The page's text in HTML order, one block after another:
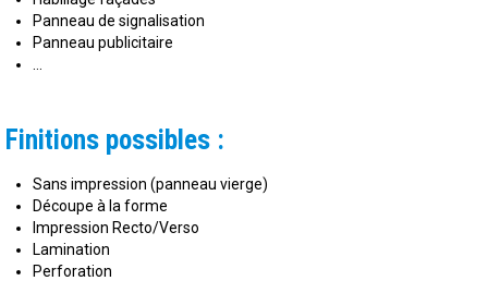
Panneau de signalisation
Panneau publicitaire
Finitions possibles :
Sans impression (panneau vierge)
Découpe à la forme
Impression Recto/Verso
Lamination
Perforation